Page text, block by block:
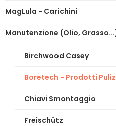
MagLula - Carichini
Manutenzione (Olio,
Birchwood Casey
Boretech - Prodotti
Chiavi Smontaggio
Freischütz